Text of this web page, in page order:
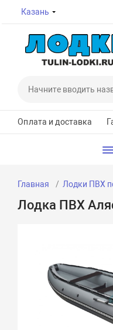
Казань
Оплата и доставка
Главная Лодки ПВХ
Лодка ПВХ